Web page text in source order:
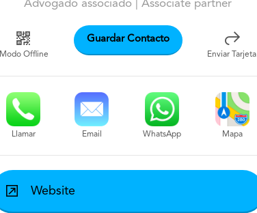
Advogado associado | Associate partner
Modo Offline
Guardar Contacto
Enviar Tarjeta
Llamar Email WhatsApp Mapa
Website